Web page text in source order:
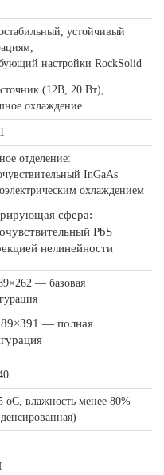
устойчивый
настройки RockSolid
(12В, 20 Вт),
охлаждение
отделение:
InGaAs
охлаждением
сфера:
PbS
нелинейности
— базовая
— полная
влажность менее 80%